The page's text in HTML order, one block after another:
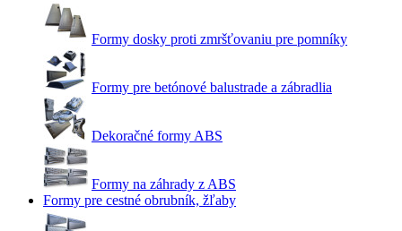
Formy dosky proti zmršťovaniu pre pomníky
Formy pre betónové balustrade a zábradlia
Dekoračné formy ABS
Formy na záhrady z ABS
Formy pre cestné obrubník, žľaby